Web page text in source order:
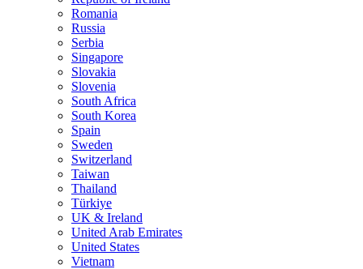
Romania
Russia
Serbia
Singapore
Slovakia
Slovenia
South Africa
South Korea
Spain
Sweden
Switzerland
Taiwan
Thailand
Türkiye
UK & Ireland
United Arab Emirates
United States
Vietnam